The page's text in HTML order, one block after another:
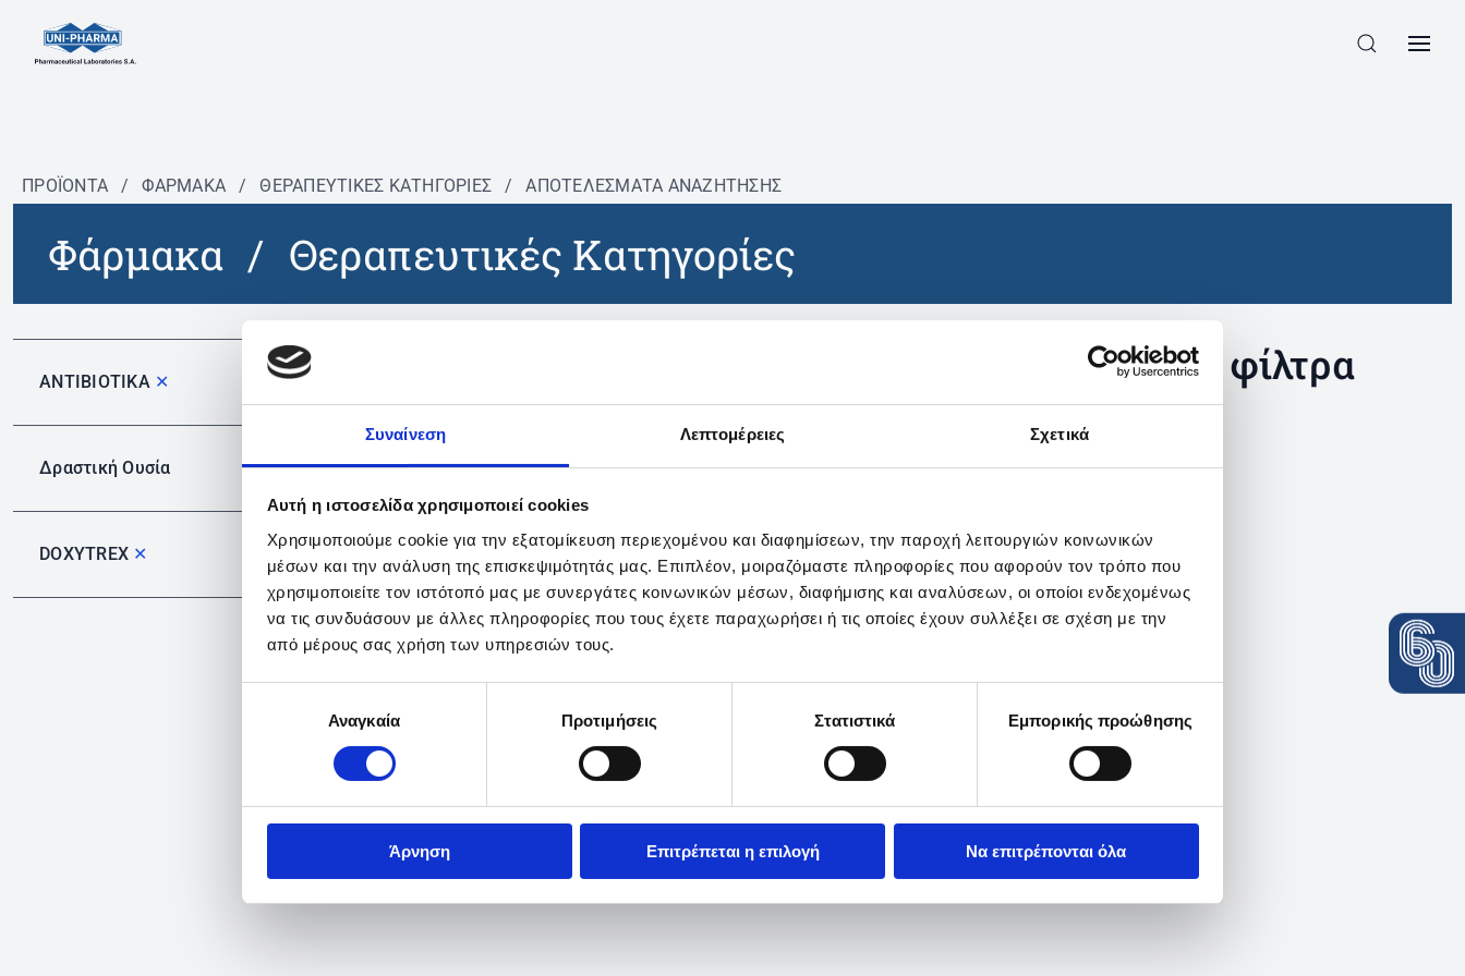
Συναίνεση Λεπτομέρειες Σχετικά
Αυτή η ιστοσελίδα χρησιμοποιεί cookies
Χρησιμοποιούμε cookie για την εξατομίκευση περιεχομένου και διαφημίσεων, την παροχή λειτουργιών κοινωνικών
μέσων και την ανάλυση της επισκεψιμότητάς μας. Επιπλέον, μοιραζόμαστε πληροφορίες που αφορούν τον τρόπο που
χρησιμοποιείτε τον ιστότοπό μας με συνεργάτες κοινωνικών μέσων, διαφήμισης και αναλύσεων, οι οποίοι ενδεχομένως
να τις συνδυάσουν με άλλες πληροφορίες που τους έχετε παραχωρήσει ή τις οποίες έχουν συλλέξει σε σχέση με την
από μέρους σας χρήση των υπηρεσιών τους.
συγκατάθεσηςΑναγκαία Προτιμήσεις Στατιστικά Εμπορικής προώθησης
Άρνηση Επιτρέπεται η επιλογή Να επιτρέπονται όλα
ΠΡΟΪΟΝΤΑ / ΦΆΡΜΑΚΑ / ΘΕΡΑΠΕΥΤΙΚΈΣ ΚΑΤΗΓΟΡΊΕΣ / ΑΠΟΤΕΛΕΣΜΑΤΑ ΑΝΑΖΗΤΗΣΗΣ
Φάρμακα / Θεραπευτικές Κατηγορίες
ΑΝΤΙΒΙΟΤΙΚΑ ✕
Δραστική Ουσία
DOXYTREX ✕
Δεν βρέθηκαν προϊόντα με τα συγκεκριμένα φίλτρα